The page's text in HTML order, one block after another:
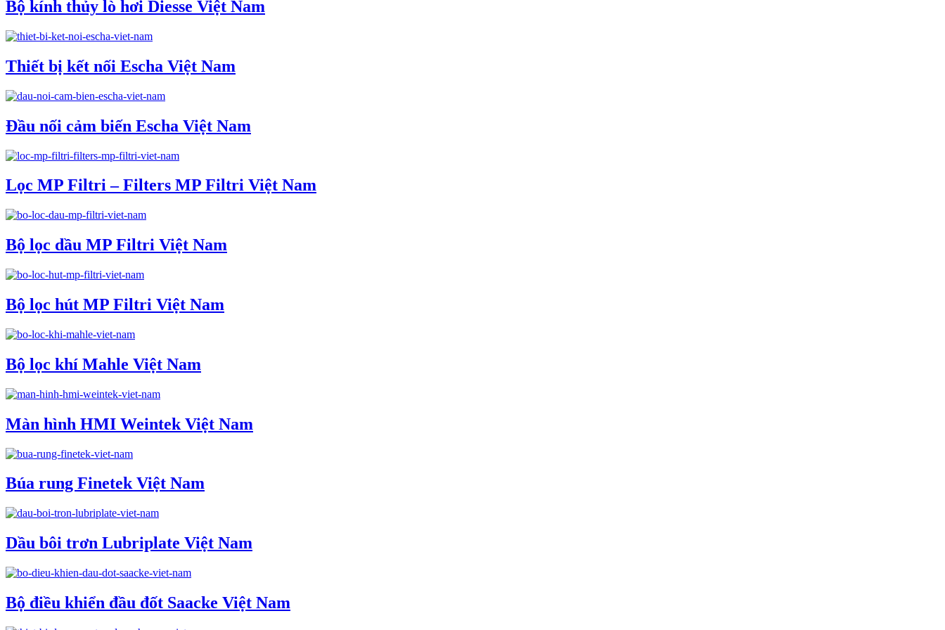
Bộ kính thủy lò hơi Diesse Việt Nam
Thiết bị kết nối Escha Việt Nam
Đầu nối cảm biến Escha Việt Nam
Lọc MP Filtri – Filters MP Filtri Việt Nam
Bộ lọc dầu MP Filtri Việt Nam
Bộ lọc hút MP Filtri Việt Nam
Bộ lọc khí Mahle Việt Nam
Màn hình HMI Weintek Việt Nam
Búa rung Finetek Việt Nam
Dầu bôi trơn Lubriplate Việt Nam
Bộ điều khiển đầu đốt Saacke Việt Nam